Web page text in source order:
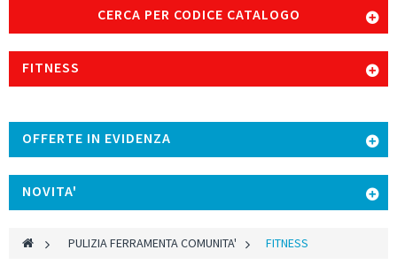
CERCA PER CODICE CATALOGO
FITNESS
OFFERTE IN EVIDENZA
NOVITA'
> PULIZIA FERRAMENTA COMUNITA' > FITNESS